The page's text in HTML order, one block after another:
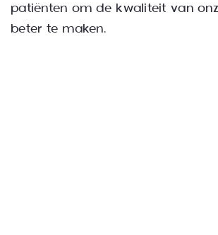
patiënten om de kwaliteit van
beter te maken.